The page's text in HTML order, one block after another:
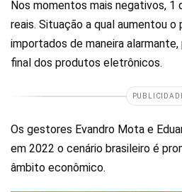
Nos momentos mais negativos, 1
reais. Situação a qual aumentou
importados de maneira
final dos produtos eletrônicos.
Os gestores Evandro Mota e
em 2022 o cenário brasileiro é
âmbito econômico.